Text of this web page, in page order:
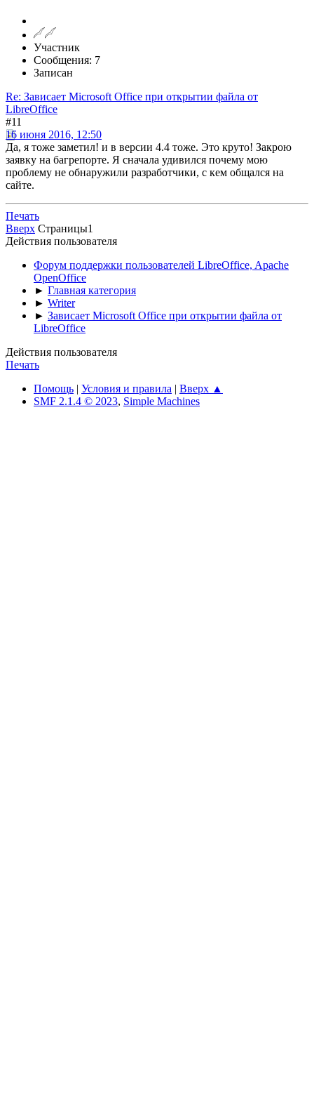
Участник
Сообщения: 7
Записан
Re: Зависает Microsoft Office при открытии файла от
LibreOffice
#11
16 июня 2016, 12:50
Да, я тоже заметил! и в версии 4.4 тоже. Это круто! Закрою
заявку на багрепорте. Я сначала удивился почему мою
проблему не обнаружили разработчики, с кем общался на
сайте.
Печать
Вверх Страницы1
Действия пользователя
Форум поддержки пользователей LibreOffice, Apache
OpenOffice
► Главная категория
► Writer
► Зависает Microsoft Office при открытии файла от
LibreOffice
Действия пользователя
Печать
Помощь | Условия и правила | Вверх ▲
SMF 2.1.4 © 2023, Simple Machines